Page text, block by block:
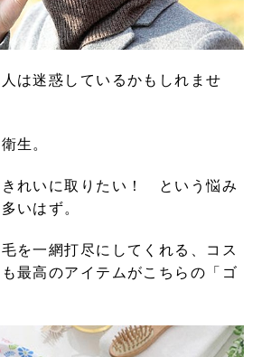
は迷惑しているかもしれませ
生。
れいに取りたい！ という悩み
いはず。
を一網打尽にしてくれる、コス
最高のアイテムがこちらの「ゴ